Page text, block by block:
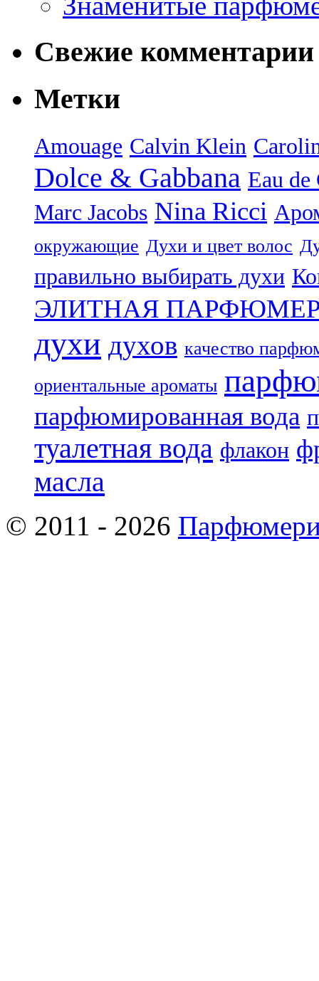
Свежие комментарии
Метки
Amouage Calvin Klein
Dolce & Gabbana Eau de
Marc Jacobs Nina Ricci
окружающие Духи и цвет волос
правильно выбирать духи
ЭЛИТНАЯ
духи духов качество
ориентальные ароматы
парфюмированная вода
туалетная вода флакон
масла
© 2011 - 2026